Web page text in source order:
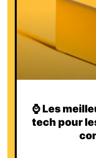
⌚️ Les
tech pour